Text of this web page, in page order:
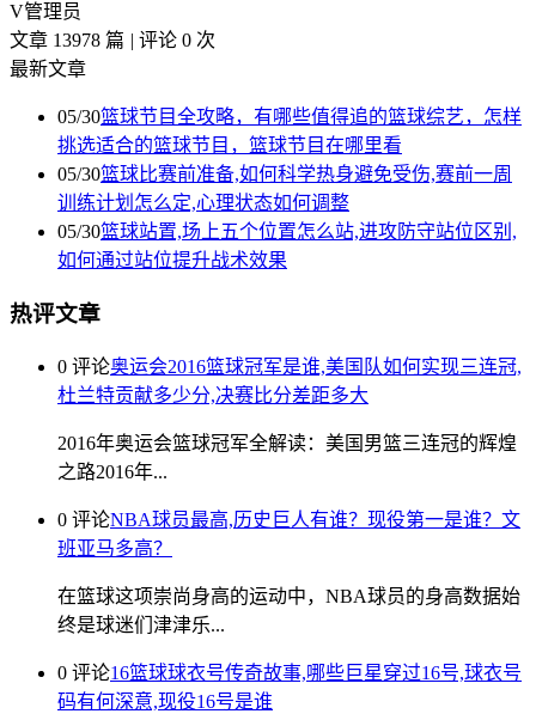
V管理员
文章 13978 篇
评论 0 次
最新文章
05/30篮球节目全攻略，有哪些值得追的篮球综艺，怎样
挑选适合的篮球节目，篮球节目在哪里看
05/30篮球比赛前准备,如何科学热身避免受伤,赛前一周
训练计划怎么定,心理状态如何调整
05/30篮球站置,场上五个位置怎么站,进攻防守站位区别,
如何通过站位提升战术效果
热评文章
0 评论奥运会2016篮球冠军是谁,美国队如何实现三连冠,
杜兰特贡献多少分,决赛比分差距多大
2016年奥运会篮球冠军全解读：美国男篮三连冠的辉煌
之路2016年...
0 评论NBA球员最高,历史巨人有谁？现役第一是谁？文
班亚马多高？
在篮球这项崇尚身高的运动中，NBA球员的身高数据始
终是球迷们津津乐...
0 评论16篮球球衣号传奇故事,哪些巨星穿过16号,球衣号
码有何深意,现役16号是谁